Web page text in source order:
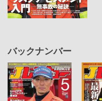
バックナンバー